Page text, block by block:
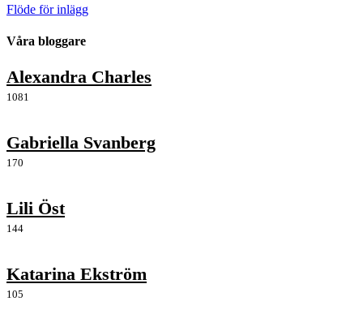
Flöde för inlägg
Våra bloggare
Alexandra Charles
1081
Gabriella Svanberg
170
Lili Öst
144
Katarina Ekström
105